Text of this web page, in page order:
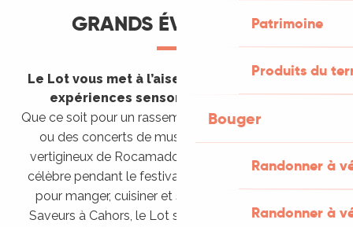
Patrimoine
Produits du
Bouger
Randonner à
Randonner à
GRANDS ÉVÈNEMENTS
Le Lot vous met à l’aise en vous invitant à des
expériences sensorielles étonnantes !
Que ce soit pour un rassemblement de montgolfières
ou des concerts de musique sacrée dans le site
vertigineux de Rocamadour, pour écouter un opéra
célèbre pendant le festival de Saint-Céré ou encore
pour manger, cuisiner et s’amuser pendant Lot of
Saveurs à Cahors, le Lot sait vous mettre à l’aise en